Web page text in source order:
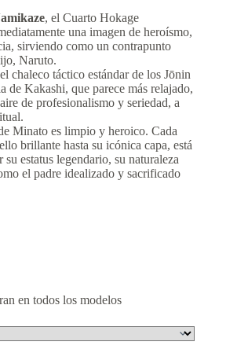
, el Cuarto Hokage
una imagen de heroísmo,
sirviendo como un contrapunto
Naruto.
chaleco táctico estándar de los Jōnin
de Kakashi, que parece más relajado,
de profesionalismo y seriedad, a
Minato es limpio y heroico. Cada
brillante hasta su icónica capa, está
estatus legendario, su naturaleza
el padre idealizado y sacrificado
en todos los modelos